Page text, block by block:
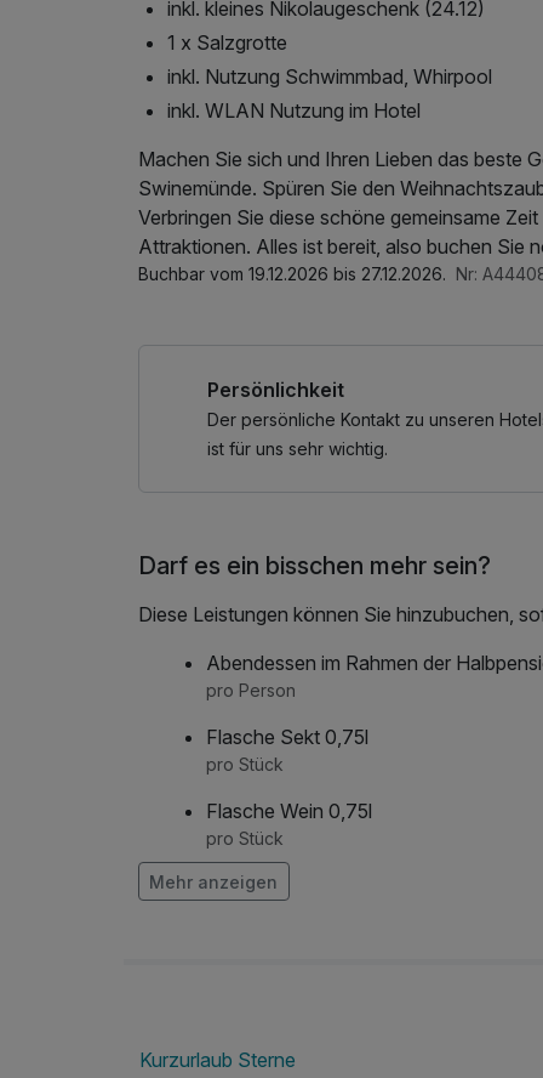
inkl. kleines Nikolaugeschenk (24.12)
1 x Salzgrotte
inkl. Nutzung Schwimmbad, Whirpool
inkl. WLAN Nutzung im Hotel
Machen Sie sich und Ihren Lieben das beste
Swinemünde. Spüren Sie den
Verbringen Sie diese schöne gemeinsame
Attraktionen. Alles ist bereit, also buchen Sie
Buchbar vom 19.12.2026 bis 27.12.2026. Nr:
Persönlichkeit
Der persönliche Kontakt zu unseren
ist für uns sehr wichtig.
Darf es ein bisschen mehr sein?
Diese Leistungen können Sie hinzubuchen,
Abendessen im Rahmen der
pro Person
Flasche Sekt 0,75l
pro Stück
Flasche Wein 0,75l
pro Stück
Mehr anzeigen
Kurzurlaub Sterne